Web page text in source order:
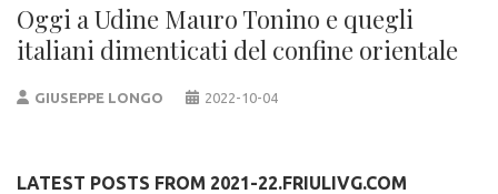
Oggi a Udine Mauro Tonino e quegli
italiani dimenticati del confine orientale
GIUSEPPE LONGO 2022-10-04
LATEST POSTS FROM 2021-22.FRIULIVG.COM